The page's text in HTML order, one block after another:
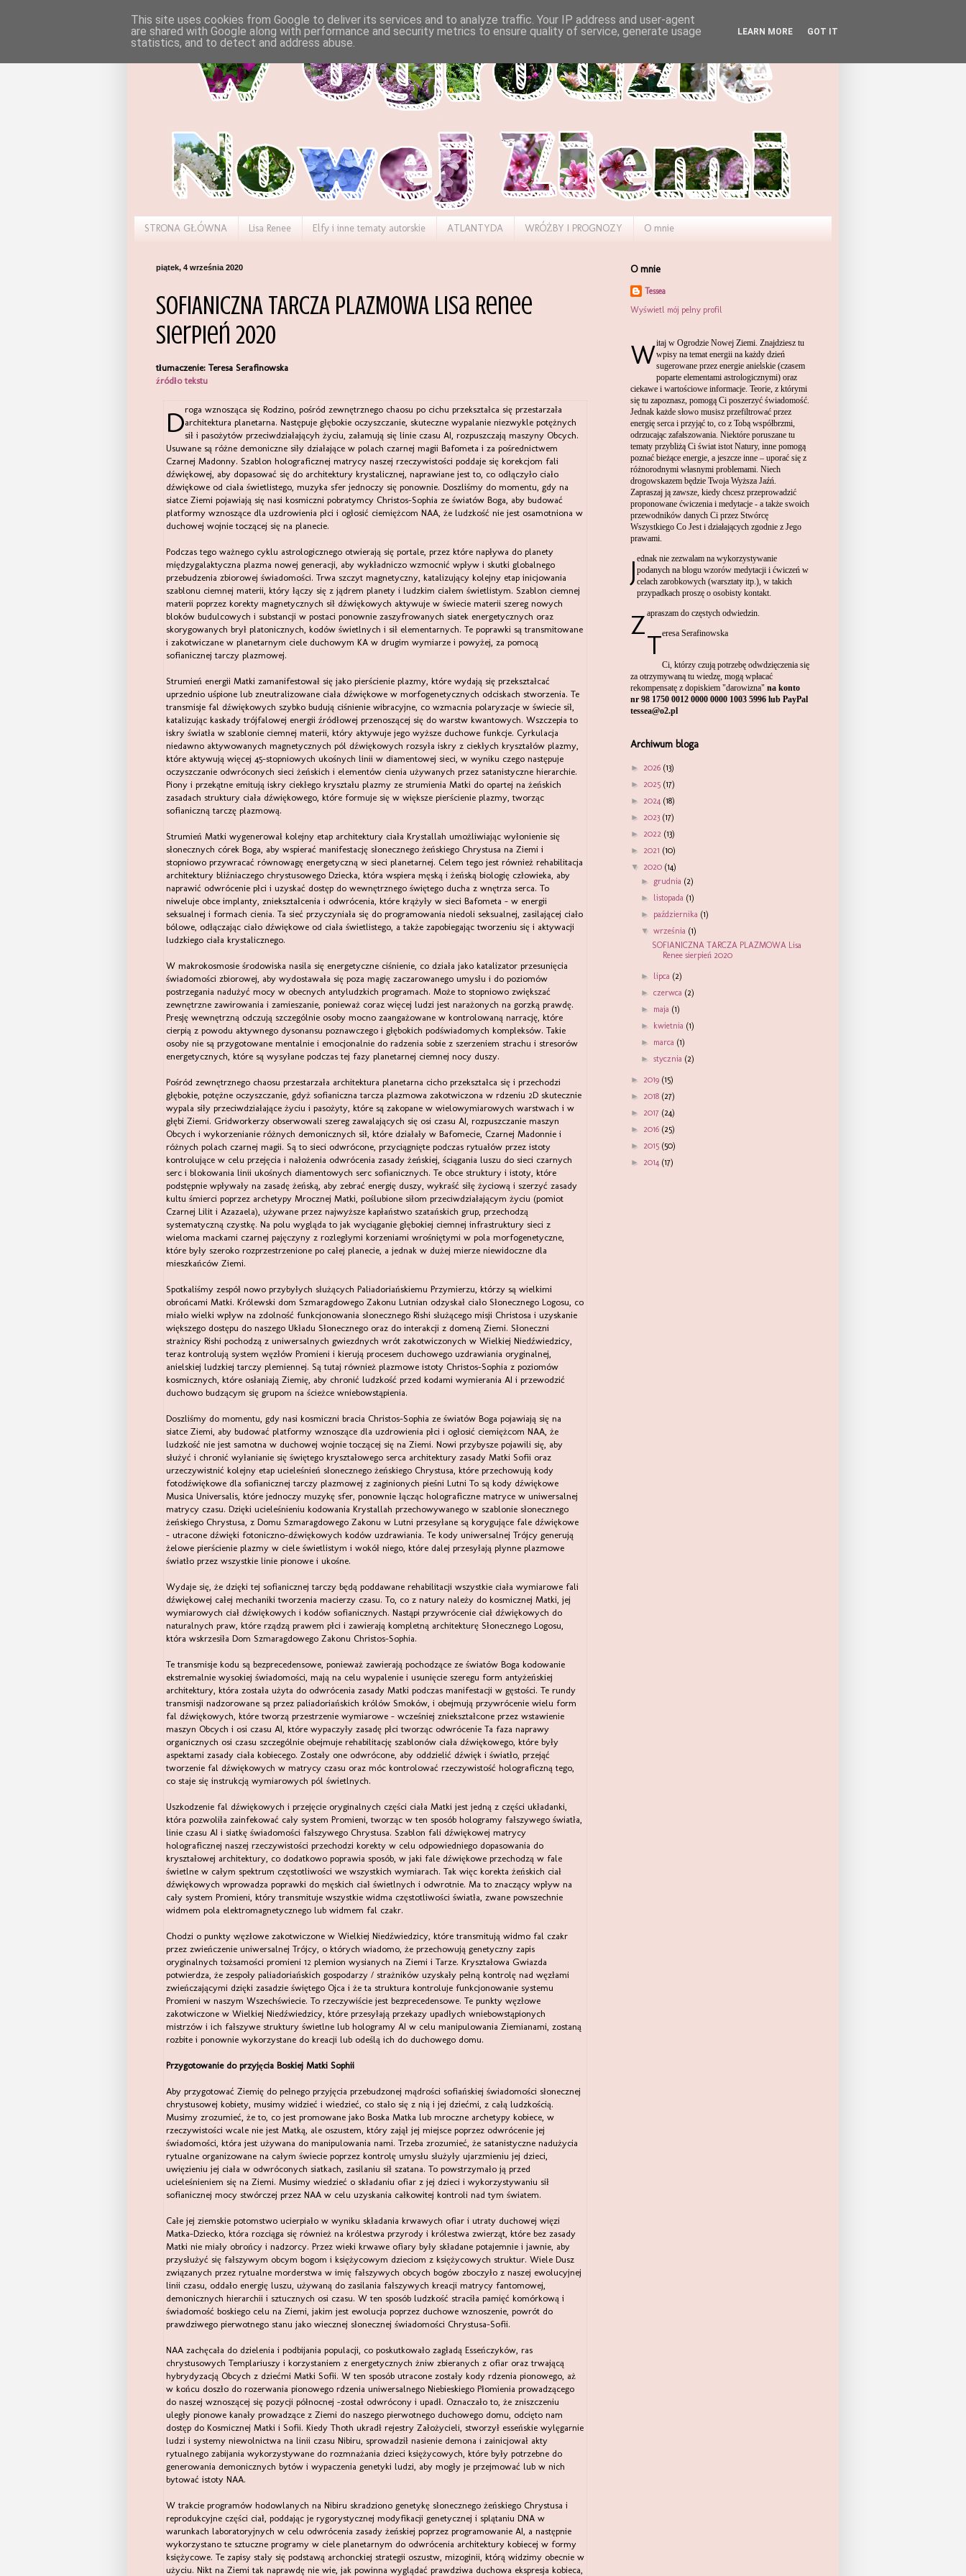
STRONA GŁÓWNA Lisa Renee Elfy i inne tematy autorskie ATLANTYDA WRÓŻBY I PROGNOZY O mnie
piątek, 4 września 2020
SOFIANICZNA TARCZA PLAZMOWA Lisa Renee
sierpień 2020
tłumaczenie: Teresa Serafinowska
źródło tekstu
Droga wznosząca się Rodzino, pośród zewnętrznego chaosu po cichu przekształca się przestarzałaarchitektura planetarna. Następuje głębokie oczyszczanie, skuteczne wypalanie niezwykle potężnych
sił i pasożytów przeciwdziałającyh życiu, załamują się linie czasu AI, rozpuszczają maszyny Obcych.
Usuwane są różne demoniczne siły działające w polach czarnej magii Bafometa i za pośrednictwem
Czarnej Madonny. Szablon holograficznej matrycy naszej rzeczywistości poddaje się korekcjom fali
dźwiękowej, aby dopasować się do architektury krystalicznej, naprawiane jest to, co odłączyło ciało
dźwiękowe od ciała świetlistego, muzyka sfer jednoczy się ponownie. Doszliśmy do momentu, gdy na
siatce Ziemi pojawiają się nasi kosmiczni pobratymcy Christos-Sophia ze światów Boga, aby budować
platformy wznoszące dla uzdrowienia płci i ogłosić ciemiężcom NAA, że ludzkość nie jest osamotniona w
duchowej wojnie toczącej się na planecie.
Podczas tego ważnego cyklu astrologicznego otwierają się portale, przez które napływa do planety
międzygalaktyczna plazma nowej generacji, aby wykładniczo wzmocnić wpływ i skutki globalnego
przebudzenia zbiorowej świadomości. Trwa szczyt magnetyczny, katalizujący kolejny etap inicjowania
szablonu ciemnej materii, który łączy się z jądrem planety i ludzkim ciałem świetlistym. Szablon ciemnej
materii poprzez korekty magnetycznych sił dźwiękowych aktywuje w świecie materii szereg nowych
bloków budulcowych i substancji w postaci ponownie zaszyfrowanych siatek energetycznych oraz
skorygowanych brył platonicznych, kodów świetlnych i sił elementarnych. Te poprawki są transmitowane
i zakotwiczane w planetarnym ciele duchowym KA w drugim wymiarze i powyżej, za pomocą
sofianicznej tarczy plazmowej.
Strumień energii Matki zamanifestował się jako pierścienie plazmy, które wydają się przekształcać
uprzednio uśpione lub zneutralizowane ciała dźwiękowe w morfogenetycznych odciskach stworzenia. Te
transmisje fal dźwiękowych szybko budują ciśnienie wibracyjne, co wzmacnia polaryzacje w świecie sił,
katalizując kaskady trójfalowej energii źródłowej przenoszącej się do warstw kwantowych. Wszczepia to
iskry światła w szablonie ciemnej materii, który aktywuje jego wyższe duchowe funkcje. Cyrkulacja
niedawno aktywowanych magnetycznych pól dźwiękowych rozsyła iskry z ciekłych kryształów plazmy,
które aktywują więcej 45-stopniowych ukośnych linii w diamentowej sieci, w wyniku czego następuje
oczyszczanie odwróconych sieci żeńskich i elementów cienia używanych przez satanistyczne hierarchie.
Piony i przekątne emitują iskry ciekłego kryształu plazmy ze strumienia Matki do opartej na żeńskich
zasadach struktury ciała dźwiękowego, które formuje się w większe pierścienie plazmy, tworząc
sofianiczną tarczę plazmową.
Strumień Matki wygenerował kolejny etap architektury ciała Krystallah umożliwiając wyłonienie się
słonecznych córek Boga, aby wspierać manifestację słonecznego żeńskiego Chrystusa na Ziemi i
stopniowo przywracać równowagę energetyczną w sieci planetarnej. Celem tego jest również rehabilitacja
architektury bliźniaczego chrystusowego Dziecka, która wspiera męską i żeńską biologię człowieka, aby
naprawić odwrócenie płci i uzyskać dostęp do wewnętrznego świętego ducha z wnętrza serca. To
niweluje obce implanty, zniekształcenia i odwrócenia, które krążyły w sieci Bafometa - w energii
seksualnej i formach cienia. Ta sieć przyczyniała się do programowania niedoli seksualnej, zasilającej ciało
bólowe, odłączając ciało dźwiękowe od ciała świetlistego, a także zapobiegając tworzeniu się i aktywacji
ludzkiego ciała krystalicznego.
W makrokosmosie środowiska nasila się energetyczne ciśnienie, co działa jako katalizator przesunięcia
świadomości zbiorowej, aby wydostawała się poza magię zaczarowanego umysłu i do poziomów
postrzegania nadużyć mocy w obecnych antyludzkich programach. Może to stopniowo zwiększać
zewnętrzne zawirowania i zamieszanie, ponieważ coraz więcej ludzi jest narażonych na gorzką prawdę.
Presję wewnętrzną odczują szczególnie osoby mocno zaangażowane w kontrolowaną narrację, które
cierpią z powodu aktywnego dysonansu poznawczego i głębokich podświadomych kompleksów. Takie
osoby nie są przygotowane mentalnie i emocjonalnie do radzenia sobie z szerzeniem strachu i stresorów
energetycznych, które są wysyłane podczas tej fazy planetarnej ciemnej nocy duszy.
Pośród zewnętrznego chaosu przestarzała architektura planetarna cicho przekształca się i przechodzi
głębokie, potężne oczyszczanie, gdyż sofianiczna tarcza plazmowa zakotwiczona w rdzeniu 2D skutecznie
wypala siły przeciwdziałające życiu i pasożyty, które są zakopane w wielowymiarowych warstwach i w
głębi Ziemi. Gridworkerzy obserwowali szereg zawalających się osi czasu AI, rozpuszczanie maszyn
Obcych i wykorzenianie różnych demonicznych sił, które działały w Bafomecie, Czarnej Madonnie i
różnych polach czarnej magii. Są to sieci odwrócone, przyciągnięte podczas rytuałów przez istoty
kontrolujące w celu przejęcia i nałożenia odwrócenia zasady żeńskiej, ściągania luszu do sieci czarnych
serc i blokowania linii ukośnych diamentowych serc sofianicznych. Te obce struktury i istoty, które
podstępnie wpływały na zasadę żeńską, aby zebrać energię duszy, wykraść siłę życiową i szerzyć zasady
kultu śmierci poprzez archetypy Mrocznej Matki, poślubione siłom przeciwdziałającym życiu (pomiot
Czarnej Lilit i Azazaela), używane przez najwyższe kapłaństwo szatańskich grup, przechodzą
systematyczną czystkę. Na polu wygląda to jak wyciąganie głębokiej ciemnej infrastruktury sieci z
wieloma mackami czarnej pajęczyny z rozległymi korzeniami wrośniętymi w pola morfogenetyczne,
które były szeroko rozprzestrzenione po całej planecie, a jednak w dużej mierze niewidoczne dla
mieszkańców Ziemi.
Spotkaliśmy zespół nowo przybyłych służących Paliadoriańskiemu Przymierzu, którzy są wielkimi
obrońcami Matki. Królewski dom Szmaragdowego Zakonu Lutnian odzyskał ciało Słonecznego Logosu, co
miało wielki wpływ na zdolność funkcjonowania słonecznego Rishi służącego misji Christosa i uzyskanie
większego dostępu do naszego Układu Słonecznego oraz do interakcji z domeną Ziemi. Słoneczni
strażnicy Rishi pochodzą z uniwersalnych gwiezdnych wrót zakotwiczonych w Wielkiej Niedźwiedzicy,
teraz kontrolują system węzłów Promieni i kierują procesem duchowego uzdrawiania oryginalnej,
anielskiej ludzkiej tarczy plemiennej. Są tutaj również plazmowe istoty Christos-Sophia z poziomów
kosmicznych, które osłaniają Ziemię, aby chronić ludzkość przed kodami wymierania AI i przewodzić
duchowo budzącym się grupom na ścieżce wniebowstąpienia.
Doszliśmy do momentu, gdy nasi kosmiczni bracia Christos-Sophia ze światów Boga pojawiają się na
siatce Ziemi, aby budować platformy wznoszące dla uzdrowienia płci i ogłosić ciemiężcom NAA, że
ludzkość nie jest samotna w duchowej wojnie toczącej się na Ziemi. Nowi przybysze pojawili się, aby
służyć i chronić wyłanianie się świętego kryształowego serca architektury zasady Matki Sofii oraz
urzeczywistnić kolejny etap ucieleśnień słonecznego żeńskiego Chrystusa, które przechowują kody
fotodźwiękowe dla sofianicznej tarczy plazmowej z zaginionych pieśni Lutni To są kody dźwiękowe
Musica Universalis, które jednoczy muzykę sfer, ponownie łącząc holograficzne matryce w uniwersalnej
matrycy czasu. Dzięki ucieleśnieniu kodowania Krystallah przechowywanego w szablonie słonecznego
żeńskiego Chrystusa, z Domu Szmaragdowego Zakonu w Lutni przesyłane są korygujące fale dźwiękowe
- utracone dźwięki fotoniczno-dźwiękowych kodów uzdrawiania. Te kody uniwersalnej Trójcy generują
żelowe pierścienie plazmy w ciele świetlistym i wokół niego, które dalej przesyłają płynne plazmowe
światło przez wszystkie linie pionowe i ukośne.
Wydaje się, że dzięki tej sofianicznej tarczy będą poddawane rehabilitacji wszystkie ciała wymiarowe fali
dźwiękowej całej mechaniki tworzenia macierzy czasu. To, co z natury należy do kosmicznej Matki, jej
wymiarowych ciał dźwiękowych i kodów sofianicznych. Nastąpi przywrócenie ciał dźwiękowych do
naturalnych praw, które rządzą prawem płci i zawierają kompletną architekturę Słonecznego Logosu,
która wskrzesiła Dom Szmaragdowego Zakonu Christos-Sophia.
Te transmisje kodu są bezprecedensowe, ponieważ zawierają pochodzące ze światów Boga kodowanie
ekstremalnie wysokiej świadomości, mają na celu wypalenie i usunięcie szeregu form antyżeńskiej
architektury, która została użyta do odwrócenia zasady Matki podczas manifestacji w gęstości. Te rundy
transmisji nadzorowane są przez paliadoriańskich królów Smoków, i obejmują przywrócenie wielu form
fal dźwiękowych, które tworzą przestrzenie wymiarowe - wcześniej zniekształcone przez wstawienie
maszyn Obcych i osi czasu AI, które wypaczyły zasadę płci tworząc odwrócenie Ta faza naprawy
organicznych osi czasu szczególnie obejmuje rehabilitację szablonów ciała dźwiękowego, które były
aspektami zasady ciała kobiecego. Zostały one odwrócone, aby oddzielić dźwięk i światło, przejąć
tworzenie fal dźwiękowych w matrycy czasu oraz móc kontrolować rzeczywistość holograficzną tego,
co staje się instrukcją wymiarowych pól świetlnych.
Uszkodzenie fal dźwiękowych i przejęcie oryginalnych części ciała Matki jest jedną z części układanki,
która pozwoliła zainfekować cały system Promieni, tworząc w ten sposób hologramy fałszywego światła,
linie czasu AI i siatkę świadomości fałszywego Chrystusa. Szablon fali dźwiękowej matrycy
holograficznej naszej rzeczywistości przechodzi korekty w celu odpowiedniego dopasowania do
kryształowej architektury, co dodatkowo poprawia sposób, w jaki fale dźwiękowe przechodzą w fale
świetlne w całym spektrum częstotliwości we wszystkich wymiarach. Tak więc korekta żeńskich ciał
dźwiękowych wprowadza poprawki do męskich ciał świetlnych i odwrotnie. Ma to znaczący wpływ na
cały system Promieni, który transmituje wszystkie widma częstotliwości światła, zwane powszechnie
widmem pola elektromagnetycznego lub widmem fal czakr.
Chodzi o punkty węzłowe zakotwiczone w Wielkiej Niedźwiedzicy, które transmitują widmo fal czakr
przez zwieńczenie uniwersalnej Trójcy, o których wiadomo, że przechowują genetyczny zapis
oryginalnych tożsamości promieni 12 plemion wysianych na Ziemi i Tarze. Kryształowa Gwiazda
potwierdza, że zespoły paliadoriańskich gospodarzy / strażników uzyskały pełną kontrolę nad węzłami
zwieńczającymi dzięki zasadzie świętego Ojca i że ta struktura kontroluje funkcjonowanie systemu
Promieni w naszym Wszechświecie. To rzeczywiście jest bezprecedensowe. Te punkty węzłowe
zakotwiczone w Wielkiej Niedźwiedzicy, które przesyłają przekazy upadłych wniebowstąpionych
mistrzów i ich fałszywe struktury świetlne lub hologramy AI w celu manipulowania Ziemianami, zostaną
rozbite i ponownie wykorzystane do kreacji lub odeślą ich do duchowego domu.
Przygotowanie do przyjęcia Boskiej Matki Sophii
Aby przygotować Ziemię do pełnego przyjęcia przebudzonej mądrości sofiańskiej świadomości słonecznej
chrystusowej kobiety, musimy widzieć i wiedzieć, co stało się z nią i jej dziećmi, z całą ludzkością.
Musimy zrozumieć, że to, co jest promowane jako Boska Matka lub mroczne archetypy kobiece, w
rzeczywistości wcale nie jest Matką, ale oszustem, który zajął jej miejsce poprzez odwrócenie jej
świadomości, która jest używana do manipulowania nami. Trzeba zrozumieć, że satanistyczne nadużycia
rytualne organizowane na całym świecie poprzez kontrolę umysłu służyły ujarzmieniu jej dzieci,
uwięzieniu jej ciała w odwróconych siatkach, zasilaniu sił szatana. To powstrzymało ją przed
ucieleśnieniem się na Ziemi. Musimy wiedzieć o składaniu ofiar z jej dzieci i wykorzystywaniu sił
sofianicznej mocy stwórczej przez NAA w celu uzyskania całkowitej kontroli nad tym światem.
Całe jej ziemskie potomstwo ucierpiało w wyniku składania krwawych ofiar i utraty duchowej więzi
Matka-Dziecko, która rozciąga się również na królestwa przyrody i królestwa zwierząt, które bez zasady
Matki nie miały obrońcy i nadzorcy. Przez wieki krwawe ofiary były składane potajemnie i jawnie, aby
przysłużyć się fałszywym obcym bogom i księżycowym dzieciom z księżycowych struktur. Wiele Dusz
związanych przez rytualne morderstwa w imię fałszywych obcych bogów zboczyło z naszej ewolucyjnej
linii czasu, oddało energię luszu, używaną do zasilania fałszywych kreacji matrycy fantomowej,
demonicznych hierarchii i sztucznych osi czasu. W ten sposób ludzkość straciła pamięć komórkową i
świadomość boskiego celu na Ziemi, jakim jest ewolucja poprzez duchowe wznoszenie, powrót do
prawdziwego pierwotnego stanu jako wiecznej słonecznej świadomości Chrystusa-Sofii.
NAA zachęcała do dzielenia i podbijania populacji, co poskutkowało zagładą Esseńczyków, ras
chrystusowych Templariuszy i korzystaniem z energetycznych żniw zbieranych z ofiar oraz trwającą
hybrydyzacją Obcych z dziećmi Matki Sofii. W ten sposób utracone zostały kody rdzenia pionowego, aż
w końcu doszło do rozerwania pionowego rdzenia uniwersalnego Niebieskiego Płomienia prowadzącego
do naszej wznoszącej się pozycji północnej -został odwrócony i upadł. Oznaczało to, że zniszczeniu
uległy pionowe kanały prowadzące z Ziemi do naszego pierwotnego duchowego domu, odcięto nam
dostęp do Kosmicznej Matki i Sofii. Kiedy Thoth ukradł rejestry Założycieli, stworzył esseńskie wylęgarnie
ludzi i systemy niewolnictwa na linii czasu Nibiru, sprowadził nasienie demona i zainicjował akty
rytualnego zabijania wykorzystywane do rozmnażania dzieci księżycowych, które były potrzebne do
generowania demonicznych bytów i wypaczenia genetyki ludzi, aby mogły je przejmować lub w nich
bytować istoty NAA.
W trakcie programów hodowlanych na Nibiru skradziono genetykę słonecznego żeńskiego Chrystusa i
reprodukcyjne części ciał, poddając je rygorystycznej modyfikacji genetycznej i splątaniu DNA w
warunkach laboratoryjnych w celu odwrócenia zasady żeńskiej poprzez programowanie AI, a następnie
wykorzystano te sztuczne programy w ciele planetarnym do odwrócenia architektury kobiecej w formy
księżycowe. Te zapisy stały się podstawą archonckiej strategii oszustw, mizoginii, którą widzimy obecnie w
użyciu. Nikt na Ziemi tak naprawdę nie wie, jak powinna wyglądać prawdziwa duchowa ekspresja kobieca,
O mnie
Tessea
Wyświetl mój pełny profil
Witaj w Ogrodzie Nowej Ziemi. Znajdziesz tu
wpisy na temat energii na każdy dzień
sugerowane przez energie anielskie (czasem
poparte elementami astrologicznymi) oraz
ciekawe i wartościowe informacje. Teorie, z którymi
się tu zapoznasz, pomogą Ci poszerzyć świadomość.
Jednak każde słowo musisz przefiltrować przez
energię serca i przyjąć to, co z Tobą współbrzmi,
odrzucając zafałszowania. Niektóre poruszane tu
tematy przybliżą Ci świat istot Natury, inne pomogą
poznać bieżące energie, a jeszcze inne – uporać się z
różnorodnymi własnymi problemami. Niech
drogowskazem będzie Twoja Wyższa Jaźń.
Zapraszaj ją zawsze, kiedy chcesz przeprowadzić
proponowane ćwiczenia i medytacje - a także swoich
przewodników danych Ci przez Stwórcę
Wszystkiego Co Jest i działających zgodnie z Jego
prawami.
Jednak nie zezwalam na wykorzystywanie
podanych na blogu wzorów medytacji i ćwiczeń w
celach zarobkowych (warsztaty itp.), w takich
przypadkach proszę o osobisty kontakt.
Zapraszam do częstych odwiedzin.
Teresa Serafinowska
Ci, którzy czują potrzebę odwdzięczenia się
za otrzymywaną tu wiedzę, mogą wpłacać
rekompensatę z dopiskiem "darowizna" na konto
nr 98 1750 0012 0000 0000 1003 5996 lub PayPal
tessea@o2.pl
Archiwum bloga
► 2026 (13)
► 2025 (17)
► 2024 (18)
► 2023 (17)
► 2022 (13)
► 2021 (10)
▼ 2020 (14)
► grudnia (2)
► listopada (1)
► października (1)
▼września (1)
SOFIANICZNA TARCZA PLAZMOWA Lisa
Renee sierpień 2020
► lipca (2)
►czerwca (2)
► maja (1)
► kwietnia (1)
► marca (1)
►stycznia (2)
► 2019 (15)
► 2018 (27)
► 2017 (24)
► 2016 (25)
► 2015 (50)
► 2014 (17)
This site uses cookies from Google to deliver its services and to analyze traffic. Your IP address and user-agent
are shared with Google along with performance and security metrics to ensure quality of service, generate usage
statistics, and to detect and address abuse.
LEARN MORE GOT IT